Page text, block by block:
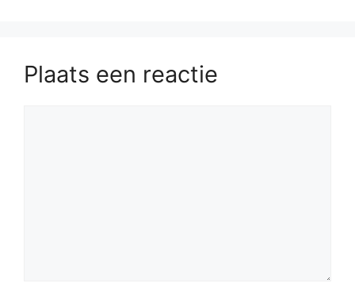
Plaats een reactie